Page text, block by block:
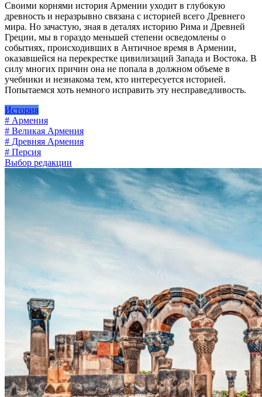
Своими корнями история Армении уходит в глубокую
древность и неразрывно связана с историей всего Древнего
мира. Но зачастую, зная в деталях историю Рима и Древней
Греции, мы в гораздо меньшей степени осведомлены о
событиях, происходивших в Античное время в Армении,
оказавшейся на перекрестке цивилизаций Запада и Востока. В
силу многих причин она не попала в должном объеме в
учебники и незнакома тем, кто интересуется историей.
Попытаемся хоть немного исправить эту несправедливость.
История
# Армения
# Великая Армения
# Древняя Армения
# Персия
Выбор редакции